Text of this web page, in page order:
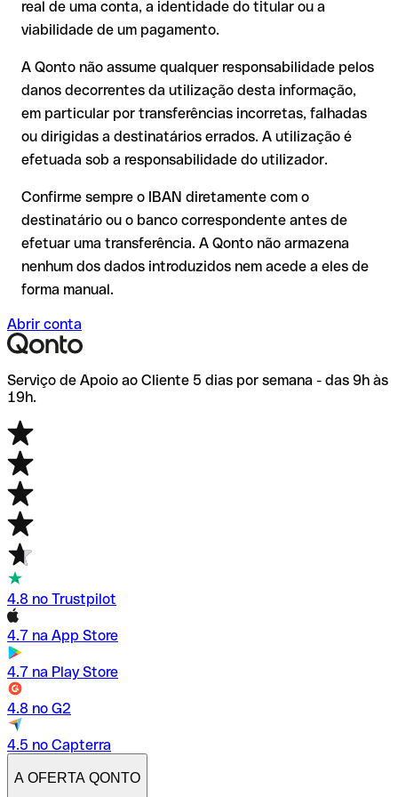
por escrito, especialmente em novas relações comerciais ou
com montantes elevados. A existência de uma conta só pode
ser verificada pelo próprio Bank of Ireland ou através de uma
transferência de teste.
A devolução não está garantida, especialmente se o
destinatário já tiver utilizado o dinheiro
recuperação é consideravelmente mais complexa e implica
comissões adicionais.
Recomendação
: verifique cada IBAN antes de efetuar uma
transferência com o nosso IBAN Checker gratuito e, em caso
de dúvida, confirme-o diretamente com o destinatário. Esta
precaução é especialmente importante com montantes
elevados ou em novas relações comerciais.
real de uma conta, a identidade do titular ou a
viabilidade de um pagamento.
A Qonto não assume qualquer responsabilidade pelos
danos decorrentes da utilização desta informação,
em particular por transferências incorretas, falhadas
ou dirigidas a destinatários errados. A utilização é
efetuada sob a responsabilidade do utilizador.
Confirme sempre o IBAN diretamente com o
destinatário ou o banco correspondente antes de
efetuar uma transferência. A Qonto não armazena
nenhum dos dados introduzidos nem acede a eles de
forma manual.
Abrir conta
Serviço de Apoio ao Cliente 5 dias por semana - das 9h às
19h.
4.8 no Trustpilot
4.7 na App Store
4.7 na Play Store
4.8 no G2
4.5 no Capterra
A OFERTA QONTO